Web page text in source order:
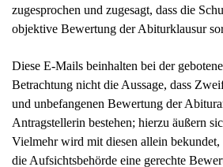
zugesprochen und zugesagt, dass die
objektive Bewertung der Abiturklausur
Diese E-Mails beinhalten bei der
Betrachtung nicht die Aussage, dass
und unbefangenen Bewertung der
Antragstellerin bestehen; hierzu äußern
Vielmehr wird mit diesen allein
die Aufsichtsbehörde eine gerechte